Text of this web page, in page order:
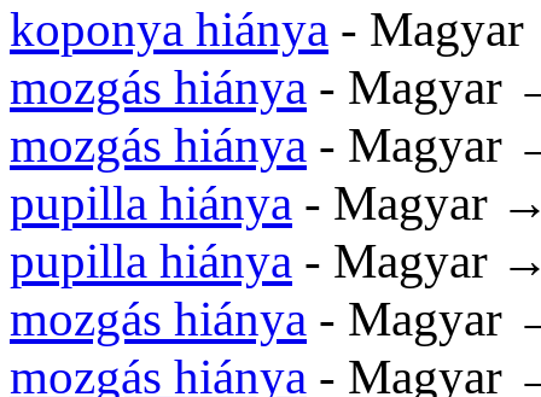
koponya hiánya -
mozgás hiánya - Magyar
mozgás hiánya - Magyar
pupilla hiánya - Magyar
pupilla hiánya - Magyar
mozgás hiánya - Magyar
mozgás hiánya - Magyar